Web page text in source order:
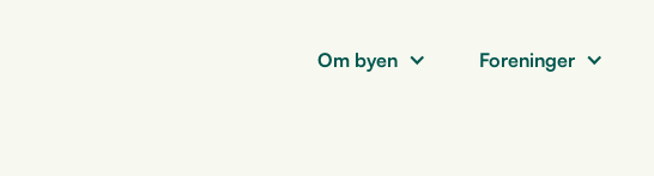
Om byen Foreninger